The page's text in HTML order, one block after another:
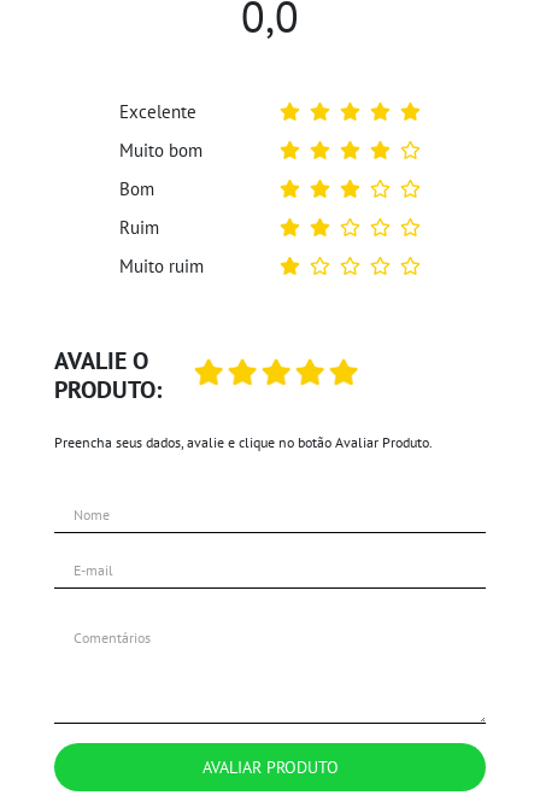
AVALIE O
PRODUTO:
Preencha seus dados, avalie e clique no botão Avaliar Produto.
AVALIAR PRODUTO
0,0
Excelente
Muito bom
Bom
Ruim
Muito ruim